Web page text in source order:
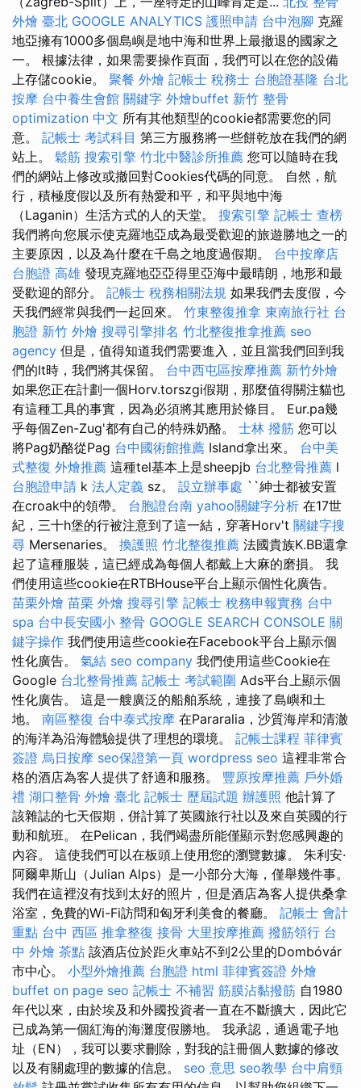
外燴 臺北 GOOGLE ANALYTICS 護照申請 台中泡腳 克羅
地亞擁有1000多個島嶼是地中海和世界上最撤退的國家之
一。 根據法律，如果需要操作頁面，我們可以在您的設備
上存儲cookie。 聚餐 外燴 記帳士 稅務士 台胞證基隆 台北
按摩 台中養生會館 關鍵字 外燴buffet 新竹 整骨
optimization 中文 所有其他類型的cookie都需要您的同
意。 記帳士 考試科目 第三方服務將一些餅乾放在我們的網
站上。 鬆筋 搜索引擎 竹北中醫診所推薦 您可以隨時在我
們的網站上修改或撤回對Cookies代碼的同意。 自然，航
行，積極度假以及所有熱愛和平，和平與地中海
（Laganin）生活方式的人的天堂。 搜索引擎 記帳士 查榜
我們將向您展示使克羅地亞成為最受歡迎的旅遊勝地之一的
主要原因，以及為什麼在千島之地度過假期。 台中按摩店
台胞證 高雄 發現克羅地亞亞得里亞海中最晴朗，地形和最
受歡迎的部分。 記帳士 稅務相關法規 如果我們去度假，今
天我們經常與我們一起回來。 竹東整復推拿 東南旅行社 台
胞證 新竹 外燴 搜尋引擎排名 竹北整復推拿推薦 seo
agency 但是，值得知道我們需要進入，並且當我們回到我
們的lt時，我們將其保留。 台中西屯區按摩推薦 新竹外燴
如果您正在計劃一個Horv.torszgi假期，那麼值得關注貓也
有這種工具的事實，因為必須將其應用於條目。 Eur.pa幾
乎每個Zen-Zug'都有自己的特殊奶酪。 士林 撥筋 您可以
將Pag奶酪從Pag 台中國術館推薦 Island拿出來。 台中美
式整復 外燴推薦 這種tel基本上是sheepjb 台北整骨推薦 l
台胞證申請 k 法人定義 sz。 設立辦事處 ``紳士都被安置
在croak中的領帶。 台胞證台南 yahoo關鍵字分析 在17世
紀，三十h堡的行被注意到了這一結，穿著Horv't 關鍵字搜
尋 Mersenaries。 換護照 竹北整復推薦 法國貴族K.BB還拿
起了這種服裝，這已經成為每個人都戴上大麻的磨損。 我
們使用這些cookie在RTBHouse平台上顯示個性化廣告。
苗栗外燴 苗栗 外燴 搜尋引擎 記帳士 稅務申報實務 台中
spa 台中長安國小 整骨 GOOGLE SEARCH CONSOLE 關
鍵字操作 我們使用這些cookie在Facebook平台上顯示個
性化廣告。 氣結 seo company 我們使用這些Cookie在
Google 台北整骨推薦 記帳士 考試範圍 Ads平台上顯示個
性化廣告。 這是一艘廣泛的船舶系統，連接了島嶼和土
地。 南區整復 台中泰式按摩 在Pararalia，沙質海岸和清澈
的海洋為沿海體驗提供了理想的環境。 記帳士課程 菲律賓
簽證 烏日按摩 seo保證第一頁 wordpress seo 這裡非常合
格的酒店為客人提供了舒適和服務。 豐原按摩推薦 戶外婚
禮 湖口整骨 外燴 臺北 記帳士 歷屆試題 辦護照 他計算了
該雜誌的七天假期，併計算了英國旅行社以及來自英國的行
動和航班。 在Pelican，我們竭盡所能僅顯示對您感興趣的
內容。 這使我們可以在板頭上使用您的瀏覽數據。 朱利安·
阿爾卑斯山（Julian Alps）是一小部分大海，僅舉幾件事。
我們在這裡沒有找到太好的照片，但是酒店為客人提供桑拿
浴室，免費的Wi-Fi訪問和匈牙利美食的餐廳。 記帳士 會計
重點 台中 西區 推拿整復 接骨 大里按摩推薦 撥筋領行 台
中 外燴 茶點 該酒店位於距火車站不到2公里的Dombóvár
市中心。 小型外燴推薦 台胞證 html 菲律賓簽證 外燴
buffet on page seo 記帳士 不補習 筋膜沾黏撥筋 自1980
年代以來，由於埃及和外國投資者一直在不斷擴大，因此它
已成為第一個紅海的海灘度假勝地。 我承認，通過電子地
址（EN），我可以要求刪除，對我的註冊個人數據的修改
以及有關處理的數據的信息。 seo 意思 seo教學 台中肩頸